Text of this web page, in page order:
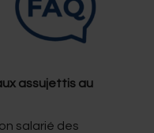
assujettis au
salarié des